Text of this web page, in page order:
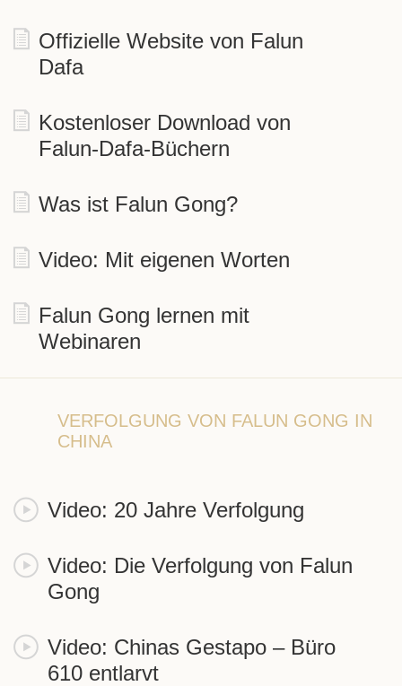
Offizielle Website von Falun
Dafa
Kostenloser Download von
Falun-Dafa-Büchern
Was ist Falun Gong?
Video: Mit eigenen Worten
Falun Gong lernen mit
Webinaren
VERFOLGUNG VON FALUN GONG IN
CHINA
Video: 20 Jahre Verfolgung
Video: Die Verfolgung von Falun
Gong
Video: Chinas Gestapo – Büro
610 entlarvt